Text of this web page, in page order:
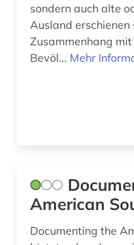
handschrift (4)
hawaii (1)
sondern auch alte
Ausland
Zusammenhang
Bevöl... Mehr
American
Documenting the